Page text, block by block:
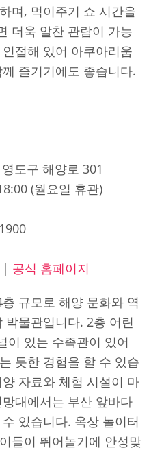
며, 먹이주기 쇼 시간을
더욱 알찬 관람이 가능
접해 있어 아쿠아리움
즐기기에도 좋습니다.
도구 해양로 301
(월요일 휴관)
| 공식 홈페이지
규모로 해양 문화와 역
박물관입니다. 2층 어린
이 있는 수족관이 있어
듯한 경험을 할 수 있습
자료와 체험 시설이 마
대에서는 부산 앞바다
있습니다. 옥상 놀이터
들이 뛰어놀기에 안성맞